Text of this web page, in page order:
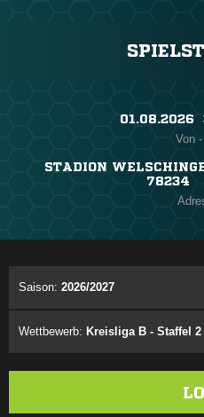
01.08.2026
Von
STADION
78234
Saison: 2026/2027
Wettbewerb: Kreisliga B - Staffel 2